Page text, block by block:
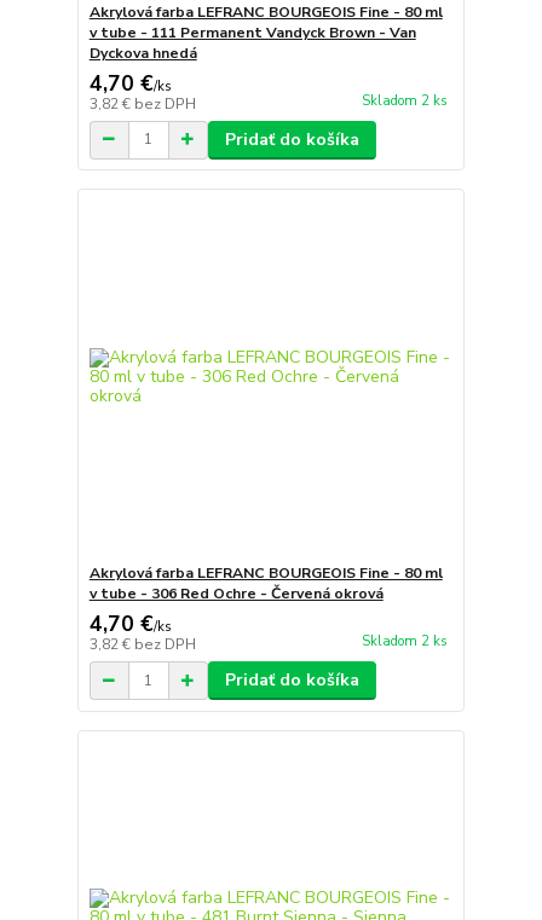
Akrylová farba LEFRANC BOURGEOIS Fine - 80 ml
v tube - 111 Permanent Vandyck Brown - Van
Dyckova hnedá
4,70 €/ks
3,82 € bez DPH Skladom 2 ks
Pridať do košíka
Akrylová farba LEFRANC BOURGEOIS Fine - 80 ml
v tube - 306 Red Ochre - Červená okrová
4,70 €/ks
3,82 € bez DPH Skladom 2 ks
Pridať do košíka